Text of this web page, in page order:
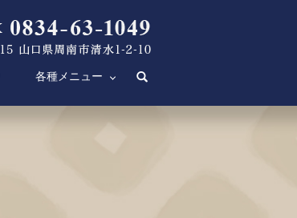
各種メニュー search